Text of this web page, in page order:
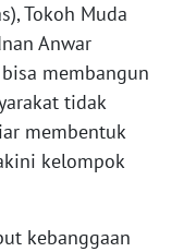
Tokoh Muda
Anwar
membangun
tidak
membentuk
kelompok
kebanggaan